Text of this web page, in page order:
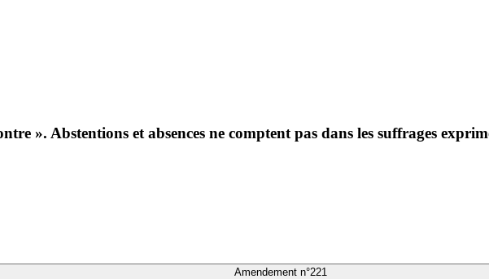
». Abstentions et absences ne comptent pas dans les suffrages
Amendement n°221